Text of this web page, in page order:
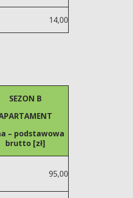
14,00
SEZON B
– podstawowa
brutto [zł]
95,00